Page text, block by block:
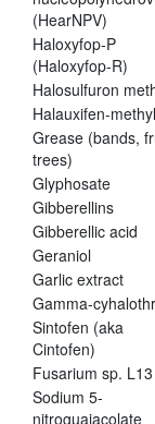
(HearNPV)
Haloxyfop-P
(Haloxyfop-R)
Halosulfuron
Halauxifen-methyl
Grease (bands,
trees)
Glyphosate
Gibberellins
Gibberellic acid
Geraniol
Garlic extract
Gamma-
Sintofen (aka
Cintofen)
Fusarium sp. L13
Sodium 5-
nitroguaiacolate